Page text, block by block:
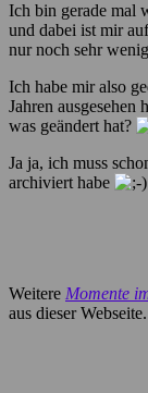
Ich bin gerade mal
und dabei ist mir
nur noch sehr
Ich habe mir also
Jahren ausgesehen
was geändert hat?
Ja ja, ich muss
archiviert habe
Weitere Momente
aus dieser Webseite.